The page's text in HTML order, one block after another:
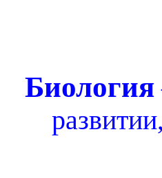
Биология